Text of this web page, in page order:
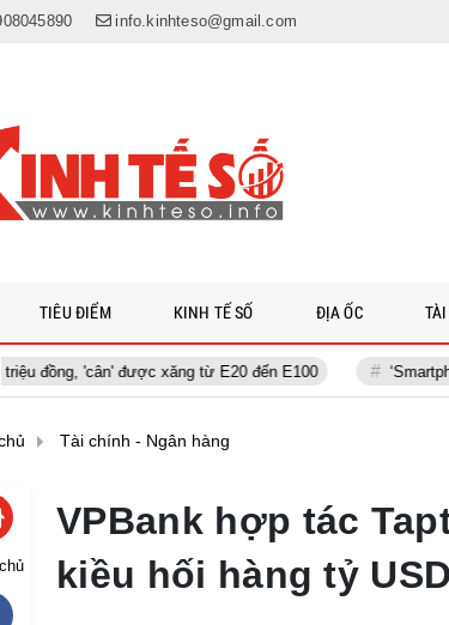
info.kinhteso@gmail.com
được xăng từ E20 đến E100 ‘Smartphone vẫn là
TIÊU ĐIỂM KINH TẾ SỐ ĐỊA ỐC
Tài chính - Ngân hàng
VPBank hợp tác
kiều hối hàng tỷ